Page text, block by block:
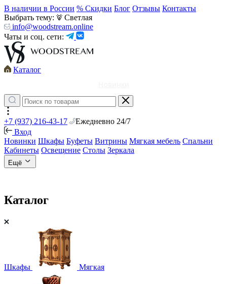
В наличии в России % Скидки Блог Отзывы Контакты
Выбрать тему:
Светлая
info@woodstream.online
Чаты и соц. сети:
Каталог
+7 (937) 216-43-17
Ежедневно 24/7
Вход
Новинки Шкафы Буфеты Витрины Мягкая мебель Спальни
Кабинеты Освещение Столы Зеркала
Ещё
Каталог
Шкафы Мягкая